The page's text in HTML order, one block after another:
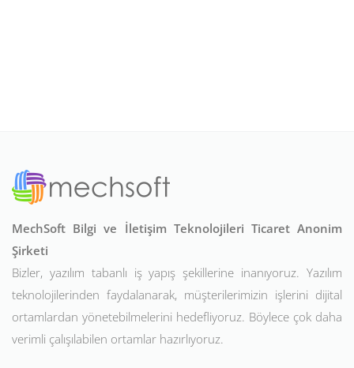
MechSoft Bilgi ve İletişim Teknolojileri Ticaret Anonim
Şirketi
Bizler, yazılım tabanlı iş yapış şekillerine inanıyoruz. Yazılım
teknolojilerinden faydalanarak, müşterilerimizin işlerini dijital
ortamlardan yönetebilmelerini hedefliyoruz. Böylece çok daha
verimli çalışılabilen ortamlar hazırlıyoruz.